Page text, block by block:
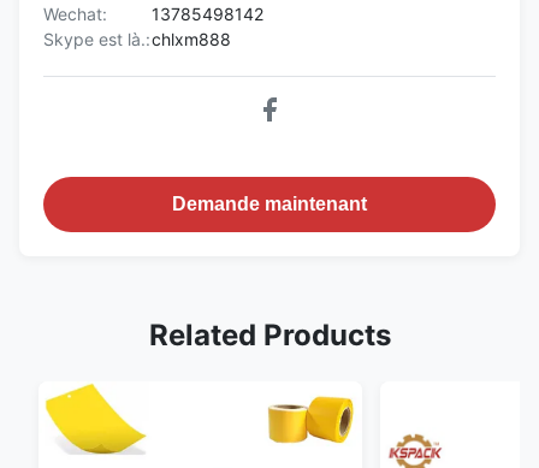
Wechat:
13785498142
Skype est là.:chlxm888
Demande maintenant
Related Products